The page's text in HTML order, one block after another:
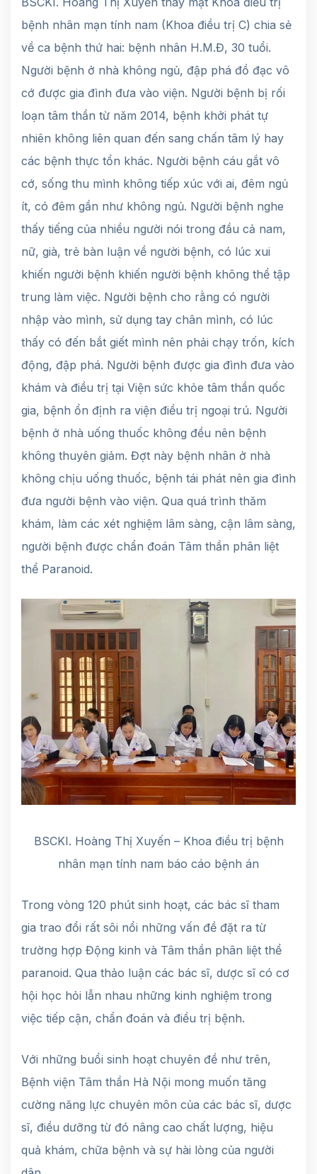
bệnh nhân mạn tính nam (Khoa điều trị C) chia sẻ
về ca bệnh thứ hai: bệnh nhân H.M.Đ, 30 tuổi.
Người bệnh ở nhà không ngủ, đập phá đồ đạc vô
cớ được gia đình đưa vào viện. Người bệnh bị rối
loạn tâm thần từ năm 2014, bệnh khởi phát tự
nhiên không liên quan đến sang chấn tâm lý hay
các bệnh thực tổn khác. Người bệnh cáu gắt vô
cớ, sống thu mình không tiếp xúc với ai, đêm ngủ
ít, có đêm gần như không ngủ. Người bệnh nghe
thấy tiếng của nhiều người nói trong đầu cả nam,
nữ, già, trẻ bàn luận về người bệnh, có lúc xui
khiến người bệnh khiến người bệnh không thể tập
trung làm việc. Người bệnh cho rằng có người
nhập vào mình, sử dụng tay chân mình, có lúc
thấy có đến bắt giết mình nên phải chạy trốn, kích
động, đập phá. Người bệnh được gia đình đưa vào
khám và điều trị tại Viện sức khỏe tâm thần quốc
gia, bệnh ổn định ra viện điều trị ngoại trú. Người
bệnh ở nhà uống thuốc không đều nên bệnh
không thuyên giảm. Đợt này bệnh nhân ở nhà
không chịu uống thuốc, bệnh tái phát nên gia đình
đưa người bệnh vào viện. Qua quá trình thăm
khám, làm các xét nghiệm lâm sàng, cận lâm sàng,
người bệnh được chẩn đoán Tâm thần phân liệt
thể Paranoid.
BSCKI. Hoàng Thị Xuyến – Khoa điều trị bệnh
nhân mạn tính nam báo cáo bệnh án
Trong vòng 120 phút sinh hoạt, các bác sĩ tham
gia trao đổi rất sôi nổi những vấn đề đặt ra từ
trường hợp Động kinh và Tâm thần phân liệt thể
paranoid. Qua thảo luận các bác sĩ, dược sĩ có cơ
hội học hỏi lẫn nhau những kinh nghiệm trong
việc tiếp cận, chẩn đoán và điều trị bệnh.
Với những buổi sinh hoạt chuyên đề như trên,
Bệnh viện Tâm thần Hà Nội mong muốn tăng
cường năng lực chuyên môn của các bác sĩ, dược
sĩ, điều dưỡng từ đó nâng cao chất lượng, hiệu
quả khám, chữa bệnh và sự hài lòng của người